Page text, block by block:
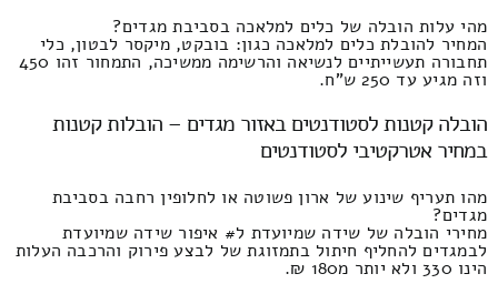
מהי עלות הובלה של כלים למלאכה בסביבת מגדים?
המחיר להובלת כלים למלאכה כגון: בובקט, מיקסר לבטון, כלי
תחבורה תעשייתיים לנשיאה והרשימה ממשיכה, התמחור זהו 450
וזה מגיע עד 250 ש"ח.
הובלה קטנות לסטודנטים באזור מגדים – הובלות קטנות
במחיר אטרקטיבי לסטודנטים
מהו תעריף שינוע של ארון פשוטה או לחלופין רחבה בסביבת
מגדים?
מחירי הובלה של שידה שמיועדת ל# איפור שידה שמיועדת
לבמגדים להחליף חיתול בתמזוגת של לבצע פירוק והרכבה העלות
הינו 330 ולא יותר מ180 ₪.